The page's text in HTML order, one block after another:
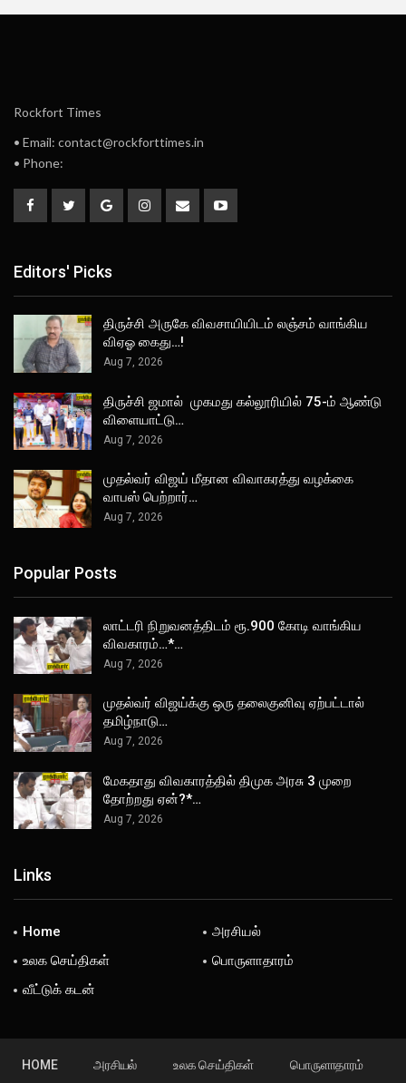
Rockfort Times
• Email: contact@rockforttimes.in
• Phone:
Editors' Picks
திருச்சி அருகே விவசாயியிடம் லஞ்சம் வாங்கிய
விஏஓ கைது…!
Aug 7, 2026
திருச்சி ஜமால் முகமது கல்லூரியில் 75-ம் ஆண்டு
விளையாட்டு…
Aug 7, 2026
முதல்வர் விஜய் மீதான விவாகரத்து வழக்கை
வாபஸ் பெற்றார்…
Aug 7, 2026
Popular Posts
லாட்டரி நிறுவனத்திடம் ரூ.900 கோடி வாங்கிய
விவகாரம்…*…
Aug 7, 2026
முதல்வர் விஜய்க்கு ஒரு தலைகுனிவு ஏற்பட்டால்
தமிழ்நாடு…
Aug 7, 2026
மேகதாது விவகாரத்தில் திமுக அரசு 3 முறை
தோற்றது ஏன்?*…
Aug 7, 2026
Links
Home
அரசியல்
உலக செய்திகள்
பொருளாதாரம்
வீட்டுக் கடன்
HOME அரசியல் உலக செய்திகள் பொருளாதாரம்